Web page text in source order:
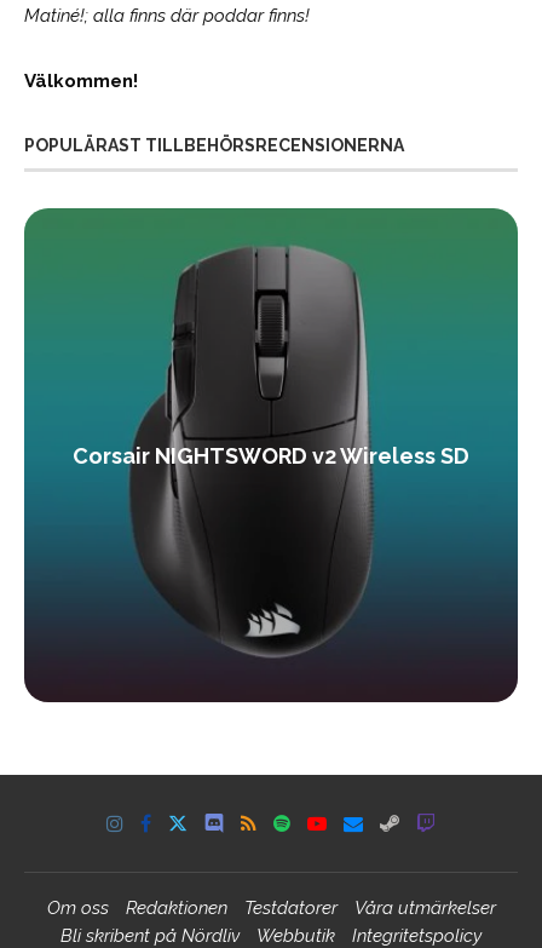
Matiné!; alla finns där poddar finns!
Välkommen!
POPULÄRAST TILLBEHÖRSRECENSIONERNA
Corsair NIGHTSWORD v2 Wireless SD
Om oss Redaktionen Testdatorer
Våra utmärkelser
Bli skribent på Nördliv
Webbutik Integritetspolicy